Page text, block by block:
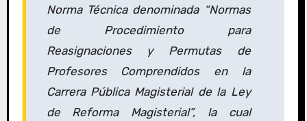
Norma Técnica denominada “Normas
de Procedimiento para
Reasignaciones y Permutas de
Profesores Comprendidos en la
Carrera Pública Magisterial de la Ley
de Reforma Magisterial”, la cual